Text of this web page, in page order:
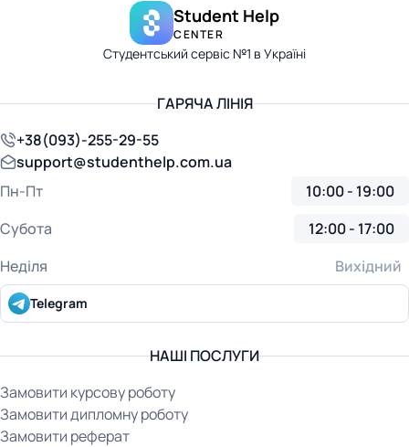
Student Help
CENTER
Студентський сервіс №1 в Україні
НАШІ ПОСЛУГИ
Замовити курсову роботу
Замовити дипломну роботу
Замовити реферат
ГАРЯЧА ЛІНІЯ
+38(093)-255-29-55
support@studenthelp.com.ua
Пн-Пт
10:00 - 19:00
Субота
12:00 - 17:00
Неділя
Вихідний
Telegram